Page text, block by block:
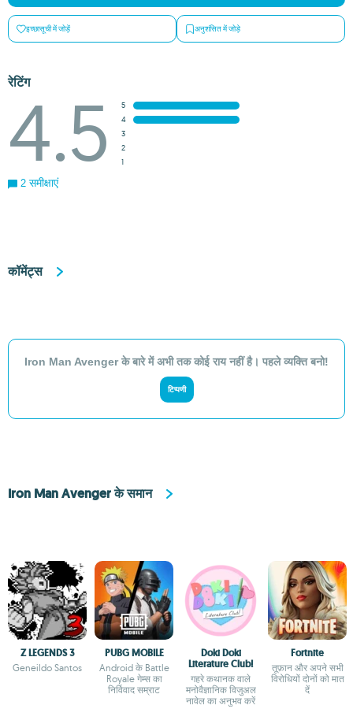
इच्छासूची में जोड़ें अनुशंसित में जोड़े
रेटिंग
4.5
5
4
3
2
1
2 समीक्षाएं
कॉमेंट्स
Iron Man Avenger के बारे में अभी तक कोई राय नहीं है। पहले व्यक्ति बनो!
टिप्पणी
Iron Man Avenger के समान
Z LEGENDS 3
Geneildo Santos
PUBG MOBILE
Android के Battle
Royale गेम्स का
निर्विवाद सम्राट
Doki Doki
Literature Club!
गहरे कथानक वाले
मनोवैज्ञानिक विजुअल
नावेल का अनुभव करें
Fortnite
तूफ़ान और अपने सभी
विरोधियों दोनों को मात
दें